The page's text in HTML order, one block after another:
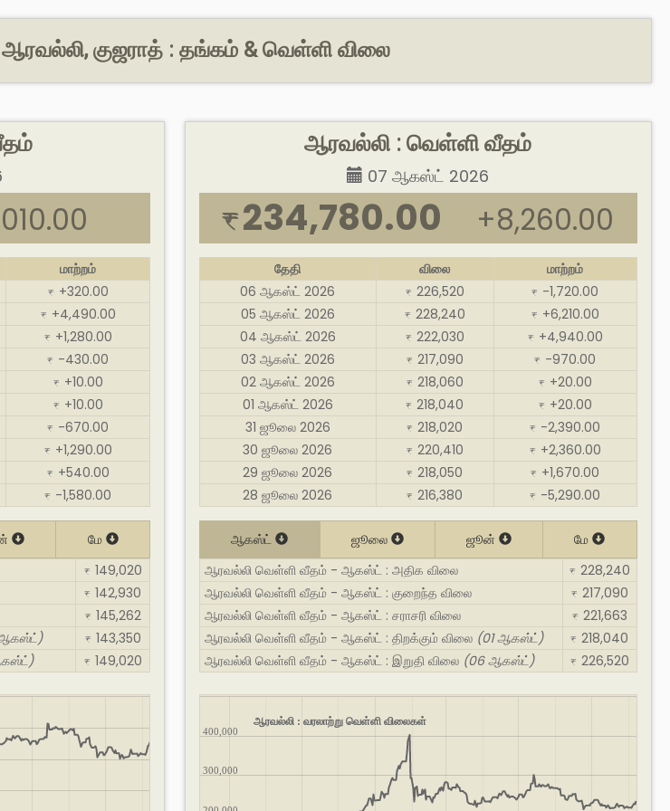
குஜராத் : தங்கம் & வெள்ளி விலை
மாற்றம்
₹ +320.00
₹ +4,490.00
₹ +1,280.00
₹ -430.00
₹ +10.00
₹ +10.00
₹ -670.00
₹ +1,290.00
₹ +540.00
₹ -1,580.00
மே
₹ 149,020
₹ 142,930
₹ 145,262
ஆகஸ்ட்) ₹ 143,350
₹ 149,020
ஆரவல்லி : வெள்ளி வீதம்
07 ஆகஸ்ட் 2026
₹234,780.00 +8,260.00
தேதி விலை
மாற்றம்
06 ஆகஸ்ட் 2026
₹ 226,520 ₹ -1,720.00
05 ஆகஸ்ட் 2026
₹ 228,240 ₹ +6,210.00
04 ஆகஸ்ட் 2026
₹ 222,030 ₹ +4,940.00
03 ஆகஸ்ட் 2026
₹ 217,090 ₹ -970.00
02 ஆகஸ்ட் 2026
₹ 218,060 ₹ +20.00
01 ஆகஸ்ட் 2026
₹ 218,040 ₹ +20.00
31 ஜூலை 2026
₹ 218,020 ₹ -2,390.00
30 ஜூலை 2026
₹ 220,410 ₹ +2,360.00
29 ஜூலை 2026
₹ 218,050 ₹ +1,670.00
28 ஜூலை 2026
₹ 216,380 ₹ -5,290.00
ஆகஸ்ட் ஜூலை ஜூன்
மே
ஆரவல்லி வெள்ளி வீதம் - ஆகஸ்ட் : அதிக விலை
₹ 228,240
ஆரவல்லி வெள்ளி வீதம் - ஆகஸ்ட் : குறைந்த விலை
₹ 217,090
ஆரவல்லி வெள்ளி வீதம் - ஆகஸ்ட் : சராசரி விலை
₹ 221,663
ஆரவல்லி வெள்ளி வீதம் - ஆகஸ்ட் : திறக்கும் விலை (01 ஆகஸ்ட்) ₹ 218,040
ஆரவல்லி வெள்ளி வீதம் - ஆகஸ்ட் : இறுதி விலை (06 ஆகஸ்ட்) ₹ 226,520
ஆரவல்லி : வரலாற்று வெள்ளி விலைகள்
300,000
400,000